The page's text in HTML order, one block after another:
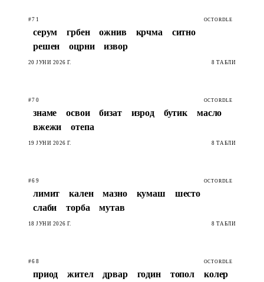
#71 OCTORDLE
серум грбен ожнив крчма
ситно
решен
оцрни извор
20 ЈУНИ 2026 Г. 8 ТАБЛИ
#70 OCTORDLE
знаме освои бизат изрод бутик
масло
вжежи
отепа
19 ЈУНИ 2026 Г. 8 ТАБЛИ
#69 OCTORDLE
лимит кален мазно кумаш
шесто
слаби
торба мутав
18 ЈУНИ 2026 Г. 8 ТАБЛИ
#68 OCTORDLE
приод жител дрвар годин топол
колер